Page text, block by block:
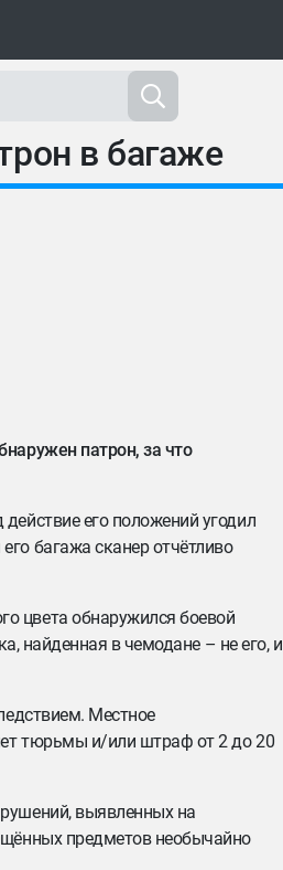
в багаже
патрон, за что
его положений угодил
багажа сканер отчётливо
цвета обнаружился боевой
найденная в чемодане – не его, и
Местное
тюрьмы и/или штраф от 2 до 20
выявленных на
предметов необычайно